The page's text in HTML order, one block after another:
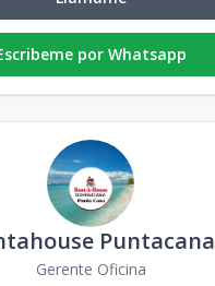
por Whatsapp
Puntacana
Gerente Oficina